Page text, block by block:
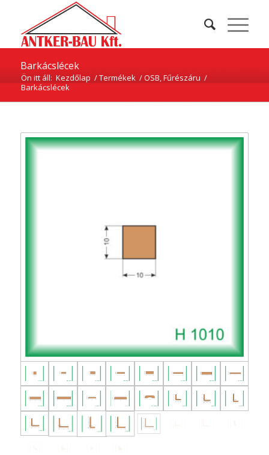
Barkácslécek
Ön itt áll: Kezdőlap /Termékek /OSB, Fűrészáru /
Barkácslécek